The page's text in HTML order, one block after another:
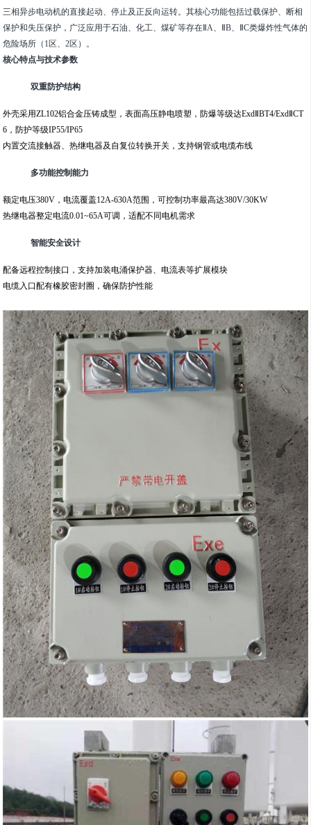
三相异步电动机的直接起动、停止及正反向运转。其核心功能包括过载保护、断相
保护和失压保护，广泛应用于石油、化工、煤矿等存在ⅡA、ⅡB、ⅡC类爆炸性气体的
危险场所（1区、2区）。
核心特点与技术参数
双重防护结构
外壳采用ZL102铝合金压铸成型，表面高压静电喷塑，防爆等级达ExdⅡBT4/ExdⅡCT
6，防护等级IP55/IP65
内置交流接触器、热继电器及自复位转换开关，支持钢管或电缆布线
多功能控制能力
额定电压380V，电流覆盖12A-630A范围，可控制功率最高达380V/30KW
热继电器整定电流0.01~65A可调，适配不同电机需求
智能安全设计
配备远程控制接口，支持加装电涌保护器、电流表等扩展模块
电缆入口配有橡胶密封圈，确保防护性能